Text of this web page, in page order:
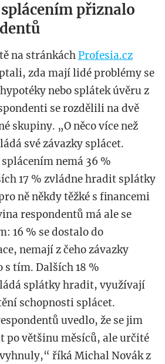
přiznalo
na stránkáchProfesia.cz
zda mají lidé problémy se
nebo splátek úvěru z
se rozdělili na dvě
skupiny. „O něco více než
své závazky splácet.
nemá 36 %
17 % zvládne hradit splátky
ně někdy těžké s financemi
respondentů má ale se
16 % se dostalo do
nemají z čeho závazky
s tím. Dalších 18 %
splátky hradit, využívají
schopnosti splácet.
uvedlo, že se jim
po většinu měsíců, ale určité
říká Michal Novák z